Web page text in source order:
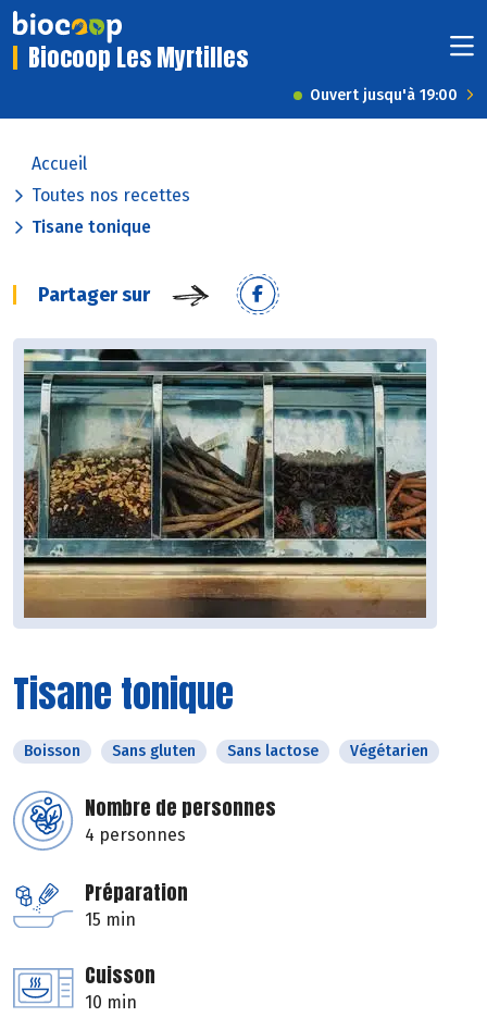
Biocoop Les Myrtilles
Ouvert jusqu'à 19:00
Accueil
Toutes nos recettes
Tisane tonique
Partager sur
Tisane tonique
Boisson Sans gluten Sans lactose Végétarien
Nombre de personnes
4 personnes
Préparation
15 min
Cuisson
10 min